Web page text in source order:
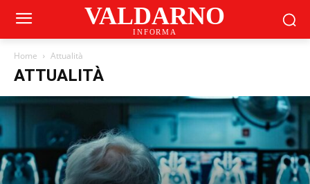
VALDARNO
INFORMA
Home Attualità
ATTUALITÀ